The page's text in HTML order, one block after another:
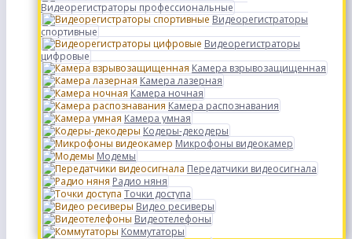
Видеорегистраторы профессиональные
Видеорегистраторы
спортивные
Видеорегистраторы
цифровые
Камера взрывозащищенная
Камера лазерная
Камера ночная
Камера распознавания
Камера умная
Кодеры-декодеры
Микрофоны видеокамер
Модемы
Передатчики видеосигнала
Радио няня
Точки доступа
Видео ресиверы
Видеотелефоны
Коммутаторы